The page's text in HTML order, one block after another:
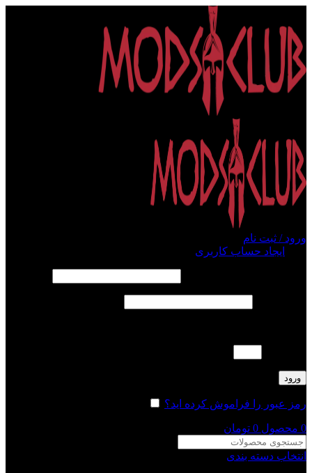
ورود / ثبت نام
ایجاد حساب کاربری
ورود
رمز عبور را فراموش کرده اید؟
0 محصول 0 تومان
انتخاب دسته بندی